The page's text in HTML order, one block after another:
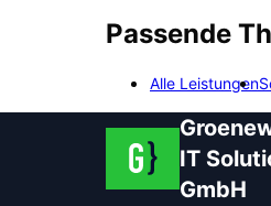
Passende
Alle Leistungen
IT
GmbH